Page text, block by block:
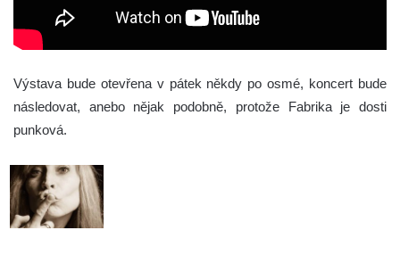
Výstava bude otevřena v pátek někdy po osmé, koncert bude
následovat, anebo nějak podobně, protože Fabrika je dosti
punková.